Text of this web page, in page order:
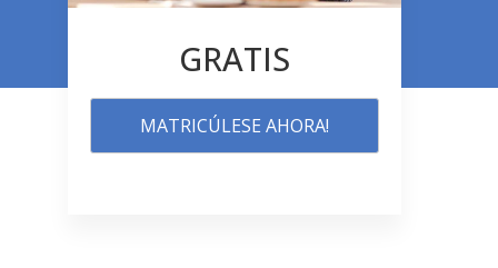
GRATIS
MATRICÚLESE AHORA!